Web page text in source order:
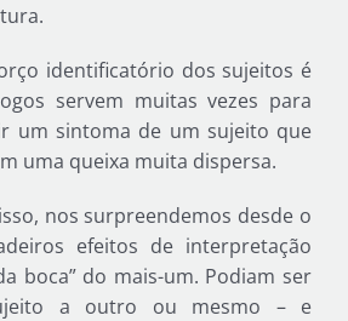
identificatório dos sujeitos é
servem muitas vezes para
um sintoma de um sujeito que
uma queixa muita dispersa.
nos surpreendemos desde o
efeitos de interpretação
boca” do mais-um. Podiam ser
a outro ou mesmo – e